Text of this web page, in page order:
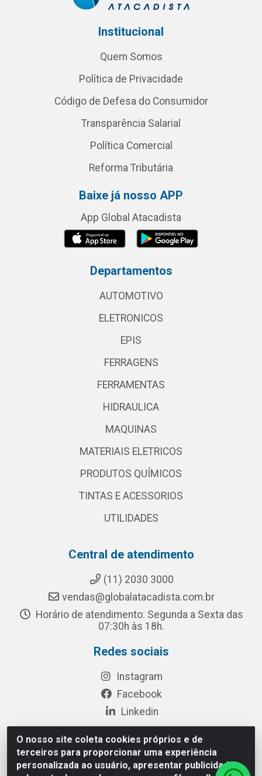
O nosso site coleta cookies próprios e de
terceiros para proporcionar uma experiência
personalizada ao usuário, apresentar publicidade
Institucional
Quem Somos
Política de Privacidade
Código de Defesa do Consumidor
Transparência Salarial
Política Comercial
Reforma Tributária
Baixe já nosso APP
App Global Atacadista
Departamentos
AUTOMOTIVO
ELETRONICOS
EPIS
FERRAGENS
FERRAMENTAS
HIDRAULICA
MAQUINAS
MATERIAIS ELETRICOS
PRODUTOS QUÍMICOS
TINTAS E ACESSORIOS
UTILIDADES
Central de atendimento
(11) 2030 3000
vendas@globalatacadista.com.br
Horário de atendimento: Segunda a Sexta das
07:30h às 18h.
Redes sociais
Instagram
Facebook
Linkedin
Rua Chipuê, 117 - S. Miguel Paulista São Paulo/SP - CEP
08010-260- CNPJ: 03.010.739/0001-72